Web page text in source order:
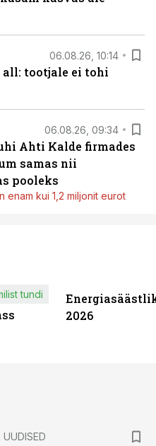
06.08.26, 10:14
tootjale ei tohi
06.08.26, 09:34
Ahti Kalde firmades
samas nii
pooleks
enam kui 1,2 miljonit eurot
tundi
2026
UUDISED